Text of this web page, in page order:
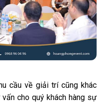
cầu về giải trí cũng khác
cho quý khách hàng sự